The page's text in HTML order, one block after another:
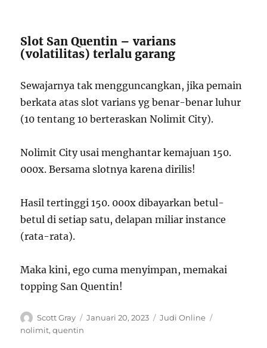
Slot San Quentin – varians
(volatilitas) terlalu garang
Sewajarnya tak mengguncangkan, jika pemain
berkata atas slot varians yg benar-benar luhur
(10 tentang 10 berteraskan Nolimit City).
Nolimit City usai menghantar kemajuan 150.
000x. Bersama slotnya karena dirilis!
Hasil tertinggi 150. 000x dibayarkan betul-
betul di setiap satu, delapan miliar instance
(rata-rata).
Maka kini, ego cuma menyimpan, memakai
topping San Quentin!
Author
Scott Gray
Posted
Januari 20, 2023 Categories
Judi Online
nolimit,quentin